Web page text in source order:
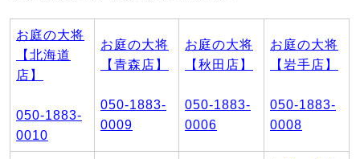
お庭の大将
【北海道
店】
050-1883-
0010
お庭の大将
【青森店】
050-1883-
0009
お庭の大将
【秋田店】
050-1883-
0006
お庭の大将
【岩手店】
050-1883-
0008